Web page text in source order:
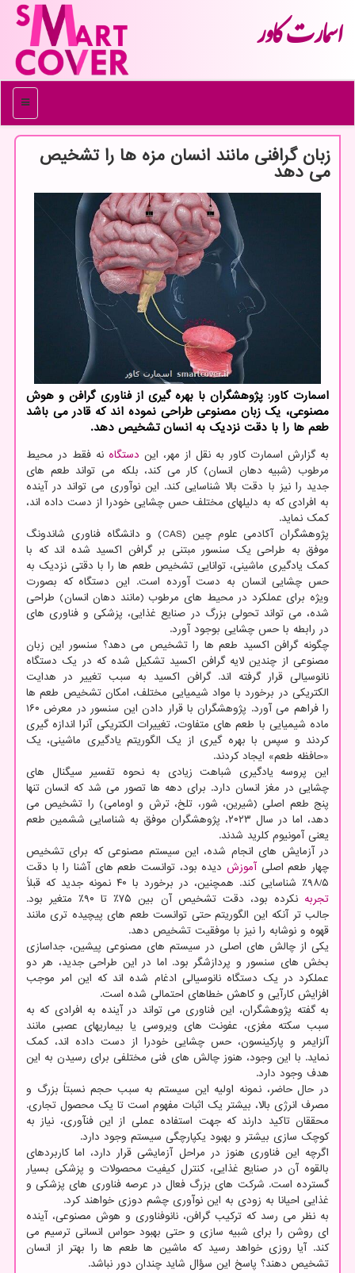
اسمارت كاور
منو
زبان گرافنی مانند انسان مزه ها را تشخیص
می دهد
اسمارت کاور: پژوهشگران با بهره گیری از فناوری گرافن و هوش
مصنوعی، یک زبان مصنوعی طراحی نموده اند که قادر می باشد
طعم ها را با دقت نزدیک به انسان تشخیص دهد.
به گزارش اسمارت کاور به نقل از مهر، این دستگاه نه فقط در محیط
مرطوب (شبیه دهان انسان) کار می کند، بلکه می تواند طعم های
جدید را نیز با دقت بالا شناسایی کند. این نوآوری می تواند در آینده
به افرادی که به دلیلهای مختلف حس چشایی خودرا از دست داده اند،
کمک نماید.
پژوهشگران آکادمی علوم چین (CAS) و دانشگاه فناوری شاندونگ
موفق به طراحی یک سنسور مبتنی بر گرافن اکسید شده اند که با
کمک یادگیری ماشینی، توانایی تشخیص طعم ها را با دقتی نزدیک به
حس چشایی انسان به دست آورده است. این دستگاه که بصورت
ویژه برای عملکرد در محیط های مرطوب (مانند دهان انسان) طراحی
شده، می تواند تحولی بزرگ در صنایع غذایی، پزشکی و فناوری های
در رابطه با حس چشایی بوجود آورد.
چگونه گرافن اکسید طعم ها را تشخیص می دهد؟ سنسور این زبان
مصنوعی از چندین لایه گرافن اکسید تشکیل شده که در یک دستگاه
نانوسیالی قرار گرفته اند. گرافن اکسید به سبب تغییر در هدایت
الکتریکی در برخورد با مواد شیمیایی مختلف، امکان تشخیص طعم ها
را فراهم می آورد. پژوهشگران با قرار دادن این سنسور در معرض ۱۶۰
ماده شیمیایی با طعم های متفاوت، تغییرات الکتریکی آنرا اندازه گیری
کردند و سپس با بهره گیری از یک الگوریتم یادگیری ماشینی، یک
«حافظه طعم» ایجاد کردند.
این پروسه یادگیری شباهت زیادی به نحوه تفسیر سیگنال های
چشایی در مغز انسان دارد. برای دهه ها تصور می شد که انسان تنها
پنج طعم اصلی (شیرین، شور، تلخ، ترش و اومامی) را تشخیص می
دهد، اما در سال ۲۰۲۳، پژوهشگران موفق به شناسایی ششمین طعم
یعنی آمونیوم کلرید شدند.
در آزمایش های انجام شده، این سیستم مصنوعی که برای تشخیص
چهار طعم اصلی آموزش دیده بود، توانست طعم های آشنا را با دقت
۹۸/۵٪ شناسایی کند. همچنین، در برخورد با ۴۰ نمونه جدید که قبلاً
تجربه
نکرده بود، دقت تشخیص آن بین ۷۵٪ تا ۹۰٪ متغیر بود.
جالب تر آنکه این الگوریتم حتی توانست طعم های پیچیده تری مانند
قهوه و نوشابه را نیز با موفقیت تشخیص دهد.
یکی از چالش های اصلی در سیستم های مصنوعی پیشین، جداسازی
بخش های سنسور و پردازشگر بود. اما در این طراحی جدید، هر دو
عملکرد در یک دستگاه نانوسیالی ادغام شده اند که این امر موجب
افزایش کارآیی و کاهش خطاهای احتمالی شده است.
به گفته پژوهشگران، این فناوری می تواند در آینده به افرادی که به
سبب سکته مغزی، عفونت های ویروسی یا بیماریهای عصبی مانند
آلزایمر و پارکینسون، حس چشایی خودرا از دست داده اند، کمک
نماید. با این وجود، هنوز چالش های فنی مختلفی برای رسیدن به این
هدف وجود دارد.
در حال حاضر، نمونه اولیه این سیستم به سبب حجم نسبتاً بزرگ و
مصرف انرژی بالا، بیشتر یک اثبات مفهوم است تا یک محصول تجاری.
محققان تاکید دارند که جهت استفاده عملی از این فنآوری، نیاز به
کوچک سازی بیشتر و بهبود یکپارچگی سیستم وجود دارد.
اگرچه این فناوری هنوز در مراحل آزمایشی قرار دارد، اما کاربردهای
بالقوه آن در صنایع غذایی، کنترل کیفیت محصولات و پزشکی بسیار
گسترده است. شرکت های بزرگ فعال در عرصه فناوری های پزشکی و
غذایی احیانا به زودی به این نوآوری چشم دوزی خواهند کرد.
به نظر می رسد که ترکیب گرافن، نانوفناوری و هوش مصنوعی، آینده
ای روشن را برای شبیه سازی و حتی بهبود حواس انسانی ترسیم می
کند. آیا روزی خواهد رسید که ماشین ها طعم ها را بهتر از انسان
تشخیص دهند؟ پاسخ این سؤال شاید چندان دور نباشد.